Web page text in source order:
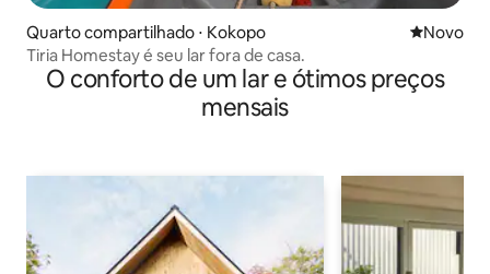
Quarto compartilhado ⋅ Kokopo Novo
Novo
Tiria Homestay é seu lar fora de casa.
O conforto de um lar e ótimos preços
mensais